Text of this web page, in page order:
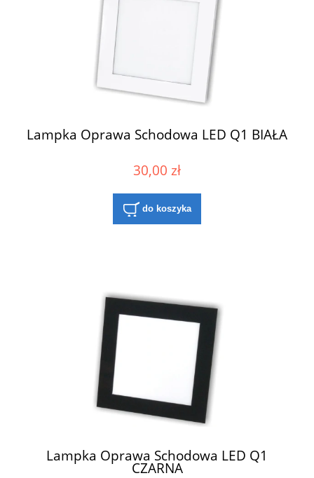
Lampka Oprawa Schodowa LED Q1 BIAŁA
30,00 zł
do koszyka
Lampka Oprawa Schodowa LED Q1
CZARNA